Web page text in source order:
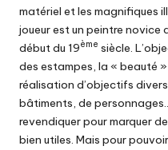
matériel et les magnifiques
joueur est un peintre novice
début du 19ème siècle.
des estampes, la « beauté
réalisation d’objectifs
bâtiments, de
revendiquer pour marquer
bien utiles. Mais pour